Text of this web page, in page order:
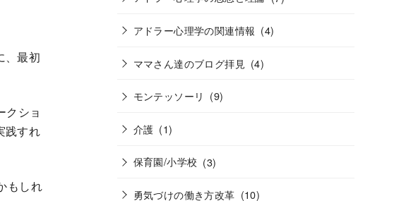
、最初
クショ
践すれ
もしれ
アドラー心理学の関連情報 (4)
ママさん達のブログ拝見 (4)
モンテッソーリ (9)
介護 (1)
保育園/小学校 (3)
勇気づけの働き方改革 (10)